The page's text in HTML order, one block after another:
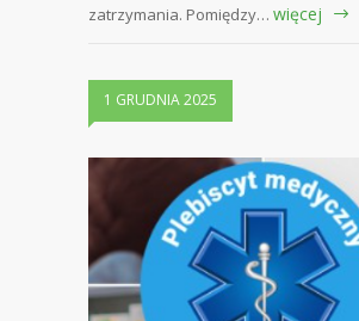
zatrzymania. Pomiędzy… więcej
1 GRUDNIA 2025